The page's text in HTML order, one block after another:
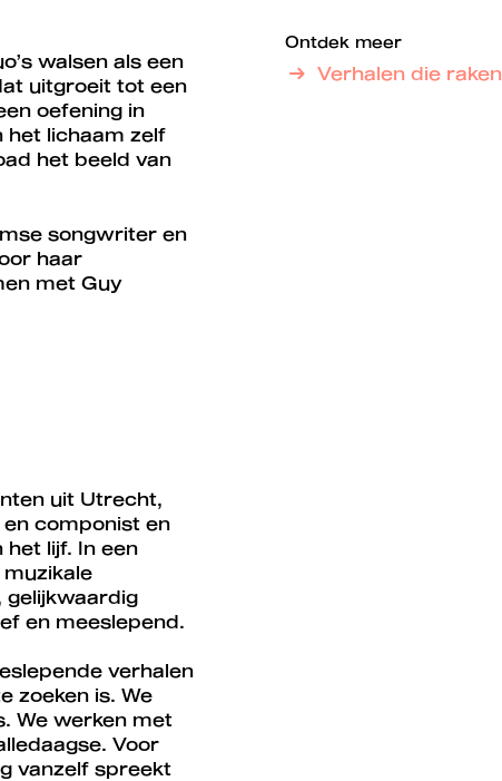
walsen als een
uitgroeit tot een
oefening in
het lichaam zelf
het beeld van
songwriter en
haar
met Guy
Ontdek meer
Verhalen die raken
uit Utrecht,
componist en
het lijf. In een
gelijkwaardig
en meeslepend.
verhalen
zoeken is. We
We werken met
Voor
vanzelf spreekt